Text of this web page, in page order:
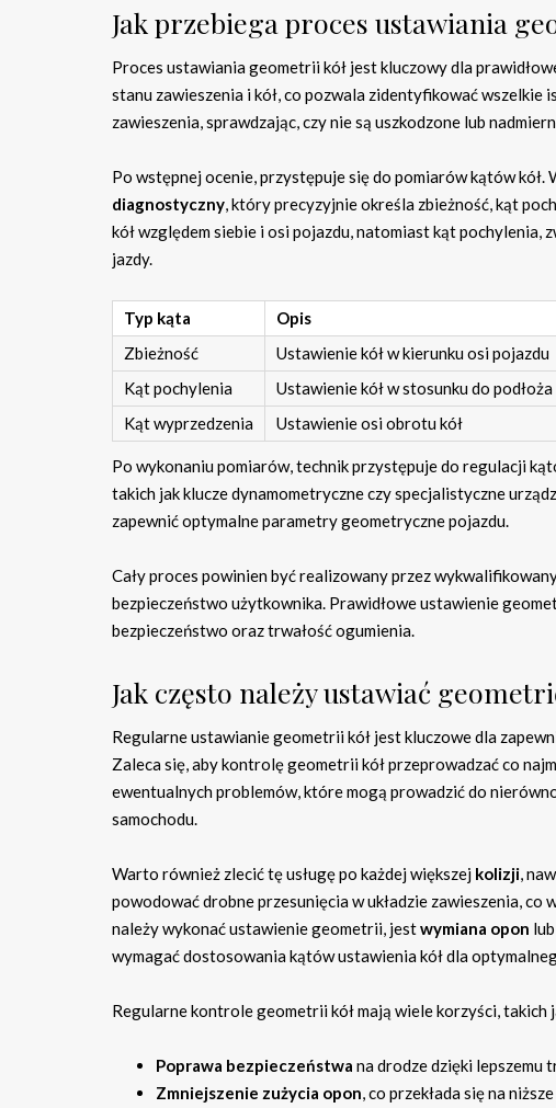
Jak przebiega proces ustawiania
Proces ustawiania geometrii kół jest kluczowy dla
stanu zawieszenia i kół, co pozwala zidentyfikować
zawieszenia, sprawdzając, czy nie są uszkodzone lub
Po wstępnej ocenie, przystępuje się do pomiarów kątów kół.
diagnostyczny, który precyzyjnie określa zbieżność, kąt
kół względem siebie i osi pojazdu, natomiast kąt pochylenia,
jazdy.
Typ kąta Opis
Zbieżność
Ustawienie kół w kierunku osi pojazdu
Kąt pochylenia
Ustawienie kół w stosunku do podłoża
Kąt wyprzedzenia
Ustawienie osi obrotu kół
Po wykonaniu pomiarów, technik przystępuje do regulacji
takich jak klucze dynamometryczne czy specjalistyczne
zapewnić optymalne parametry geometryczne pojazdu.
Cały proces powinien być realizowany przez
bezpieczeństwo użytkownika. Prawidłowe ustawienie
bezpieczeństwo oraz trwałość ogumienia.
Jak często należy ustawiać
Regularne ustawianie geometrii kół jest kluczowe dla
Zaleca się, aby kontrolę geometrii kół przeprowadzać co
ewentualnych problemów, które mogą prowadzić do
samochodu.
Warto również zlecić tę usługę po każdej większej kolizji,
powodować drobne przesunięcia w układzie zawieszenia, co
należy wykonać ustawienie geometrii, jestwymiana opon lub
wymagać dostosowania kątów ustawienia kół dla
Regularne kontrole geometrii kół mają wiele korzyści, takich
Poprawa bezpieczeństwa na drodze dzięki lepszemu
Zmniejszenie zużycia opon, co przekłada się na